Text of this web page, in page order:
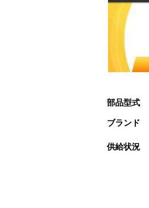
部品型式
ブランド
供給状況